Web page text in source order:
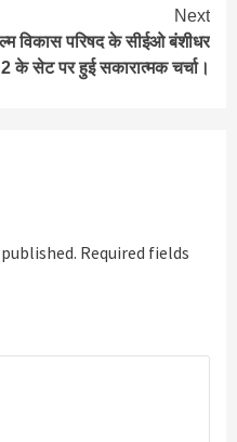
Next
विकास परिषद के सीईओ बंशीधर
2 के सेट पर हुई सकारात्मक चर्चा।
Required fields